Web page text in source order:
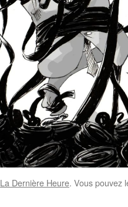
La Dernière Heure. Vous pouvez